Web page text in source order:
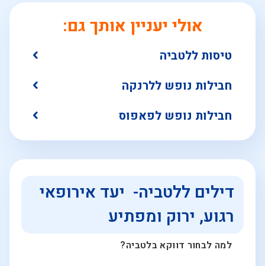
אולי יעניין אותך גם:
טיסות ללטביה
חבילות נופש ללרנקה
חבילות נופש לפאפוס
דילים ללטביה- יעד אירופאי
רגוע, ירוק ומפתיע
למה לבחור דווקא בלטביה?